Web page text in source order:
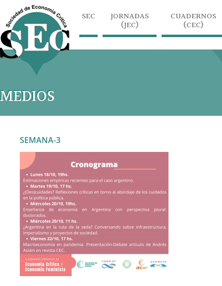
SEC JORNADAS
(JEC)
CUADERNOS
(CEC)
MEDIOS
SEMANA-3